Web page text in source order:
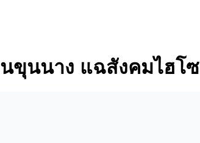
นขุนนาง แฉสังคมไฮโซ